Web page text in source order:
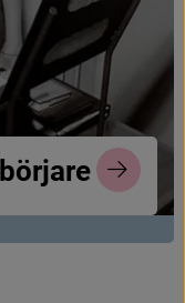
börjare